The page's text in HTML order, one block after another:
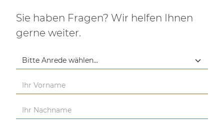
Sie haben Fragen? Wir helfen Ihnen
gerne weiter.